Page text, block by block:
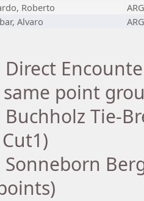
Roberto
ARG
Alvaro ARG
Direct
point
Tie-